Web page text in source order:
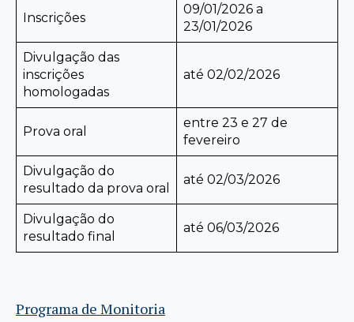
Inscrições
09/01/2026 a
23/01/2026
Divulgação das
inscrições
homologadas
até 02/02/2026
Prova oral
entre 23 e 27 de
fevereiro
Divulgação do
resultado da prova oral
até 02/03/2026
Divulgação do
resultado final
até 06/03/2026
Programa de Monitoria